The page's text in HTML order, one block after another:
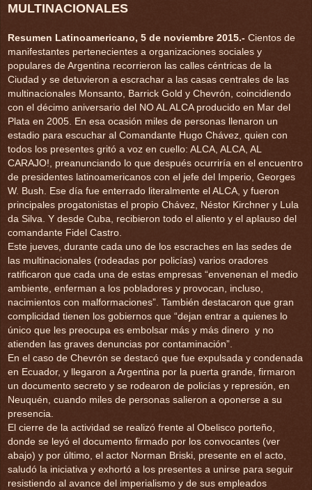
MULTINACIONALES
Resumen Latinoamericano, 5 de noviembre 2015.- Cientos de
manifestantes pertenecientes a organizaciones sociales y
populares de Argentina recorrieron las calles céntricas de la
Ciudad y se detuvieron a escrachar a las casas centrales de las
multinacionales Monsanto, Barrick Gold y Chevrón, coincidiendo
con el décimo aniversario del NO AL ALCA producido en Mar del
Plata en 2005. En esa ocasión miles de personas llenaron un
estadio para escuchar al Comandante Hugo Chávez, quien con
todos los presentes gritó a voz en cuello: ALCA, ALCA, AL
CARAJO!, preanunciando lo que después ocurriría en el encuentro
de presidentes latinoamericanos con el jefe del Imperio, Georges
W. Bush. Ese día fue enterrado literalmente el ALCA, y fueron
principales progatonistas el propio Chávez, Néstor Kirchner y Lula
da Silva. Y desde Cuba, recibieron todo el aliento y el aplauso del
comandante Fidel Castro.
Este jueves, durante cada uno de los escraches en las sedes de
las multinacionales (rodeadas por policías) varios oradores
ratificaron que cada una de estas empresas “envenenan el medio
ambiente, enferman a los pobladores y provocan, incluso,
nacimientos con malformaciones”. También destacaron que gran
complicidad tienen los gobiernos que “dejan entrar a quienes lo
único que les preocupa es embolsar más y más dinero y no
atienden las graves denuncias por contaminación”.
En el caso de Chevrón se destacó que fue expulsada y condenada
en Ecuador, y llegaron a Argentina por la puerta grande, firmaron
un documento secreto y se rodearon de policías y represión, en
Neuquén, cuando miles de personas salieron a oponerse a su
presencia.
El cierre de la actividad se realizó frente al Obelisco porteño,
donde se leyó el documento firmado por los convocantes (ver
abajo) y por último, el actor Norman Briski, presente en el acto,
saludó la iniciativa y exhortó a los presentes a unirse para seguir
resistiendo al avance del imperialismo y de sus empleados